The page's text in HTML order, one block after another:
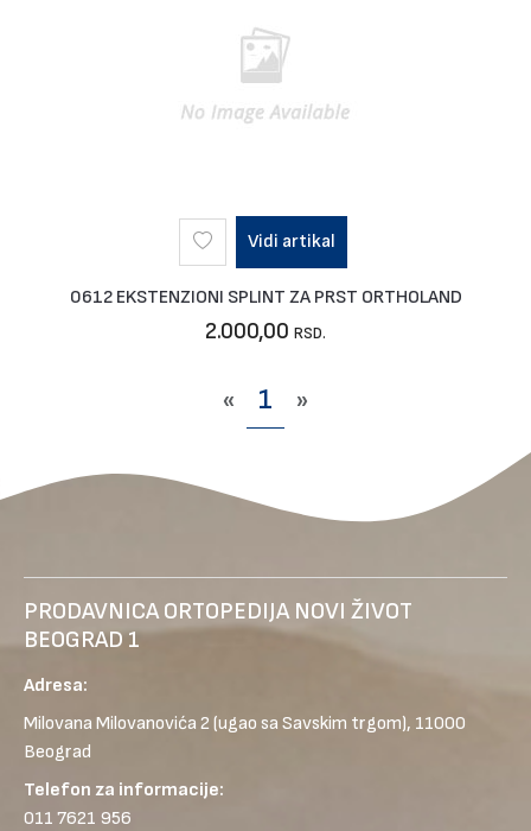
Vidi artikal
0612 EKSTENZIONI SPLINT ZA PRST ORTHOLAND
2.000,00 RSD.
« 1 »
PRODAVNICA ORTOPEDIJA NOVI ŽIVOT
BEOGRAD 1
Adresa:
Milovana Milovanovića 2 (ugao sa Savskim trgom), 11000
Beograd
Telefon za informacije:
011 7621 956